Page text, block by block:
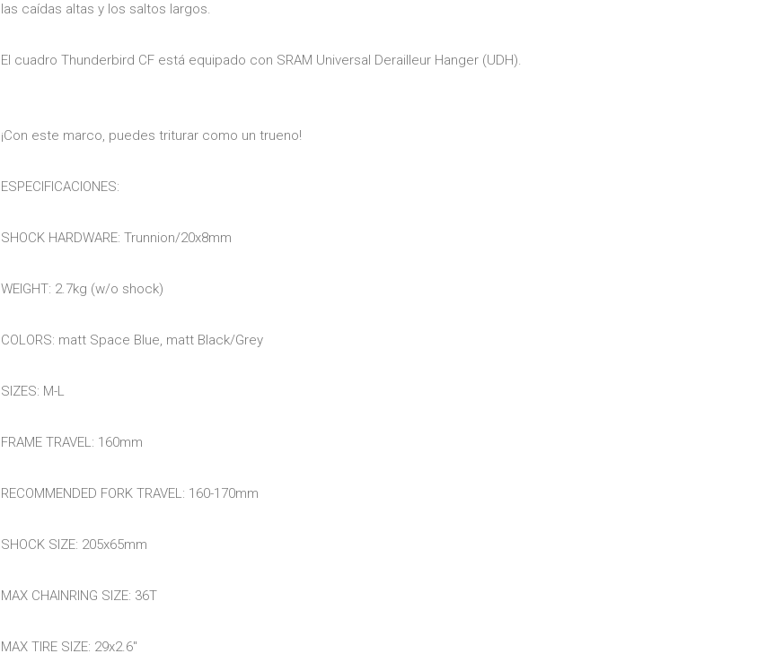
las caídas altas y los saltos largos.
El cuadro Thunderbird CF está equipado con SRAM Universal Derailleur Hanger (UDH).
¡Con este marco, puedes triturar como un trueno!
ESPECIFICACIONES:
SHOCK HARDWARE: Trunnion/20x8mm
WEIGHT: 2.7kg (w/o shock)
COLORS: matt Space Blue, matt Black/Grey
SIZES: M-L
FRAME TRAVEL: 160mm
RECOMMENDED FORK TRAVEL: 160-170mm
SHOCK SIZE: 205x65mm
MAX CHAINRING SIZE: 36T
MAX TIRE SIZE: 29x2.6"